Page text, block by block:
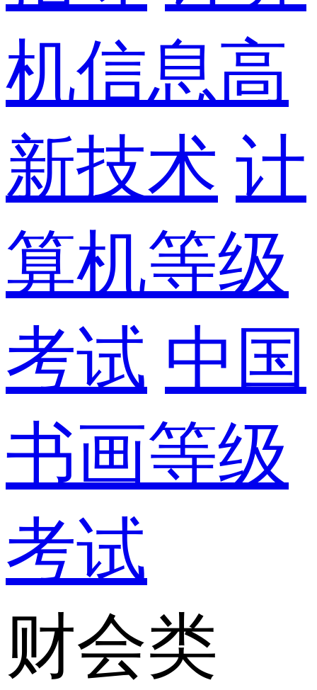
机信息高
新技术 计
算机等级
考试 中国
书画等级
考试
财会类